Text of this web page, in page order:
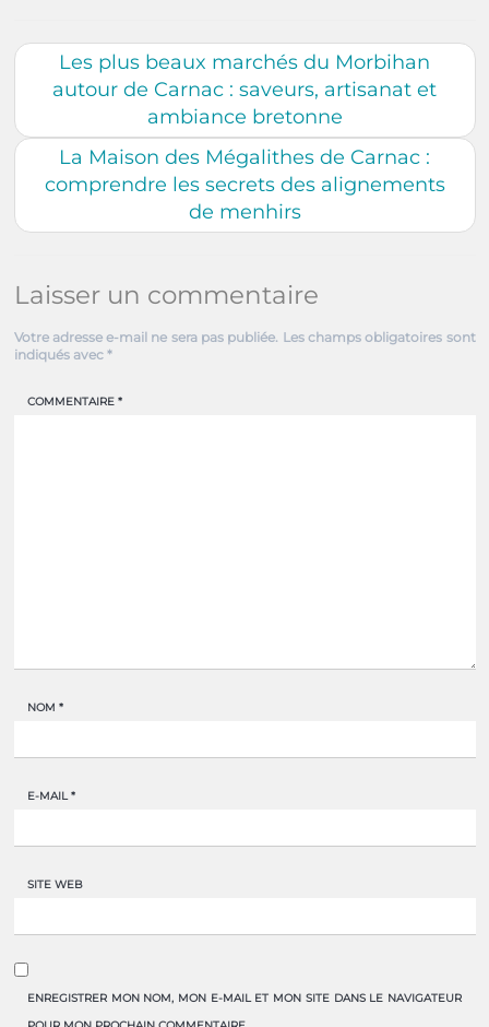
Les plus beaux marchés du Morbihan
autour de Carnac : saveurs, artisanat et
ambiance bretonne
La Maison des Mégalithes de Carnac :
comprendre les secrets des alignements
de menhirs
Laisser un commentaire
Votre adresse e-mail ne sera pas publiée. Les champs obligatoires sont
indiqués avec *
COMMENTAIRE *
NOM *
E-MAIL*
SITE WEB
ENREGISTRER MON NOM, MON E-MAIL ET MON SITE DANS LE NAVIGATEUR